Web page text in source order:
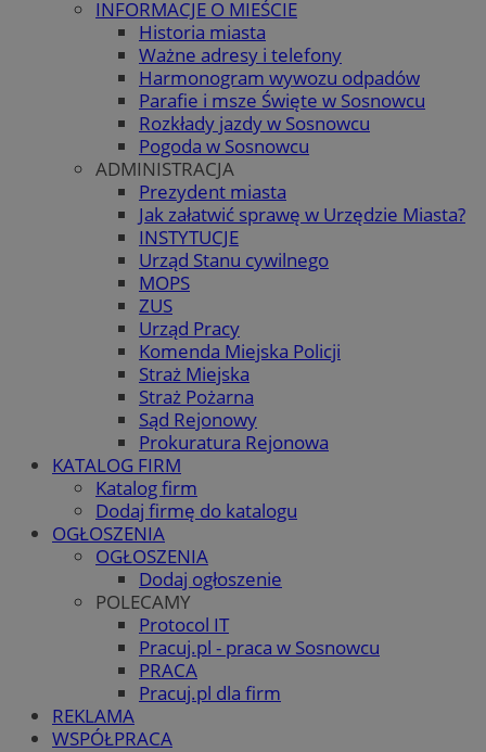
INFORMACJE O MIEŚCIE
Historia miasta
Ważne adresy i telefony
Harmonogram wywozu odpadów
Parafie i msze Święte w Sosnowcu
Rozkłady jazdy w Sosnowcu
Pogoda w Sosnowcu
ADMINISTRACJA
Prezydent miasta
Jak załatwić sprawę w Urzędzie Miasta?
INSTYTUCJE
Urząd Stanu cywilnego
MOPS
ZUS
Urząd Pracy
Komenda Miejska Policji
Straż Miejska
Straż Pożarna
Sąd Rejonowy
Prokuratura Rejonowa
KATALOG FIRM
Katalog firm
Dodaj firmę do katalogu
OGŁOSZENIA
OGŁOSZENIA
Dodaj ogłoszenie
POLECAMY
Protocol IT
Pracuj.pl - praca w Sosnowcu
PRACA
Pracuj.pl dla firm
REKLAMA
WSPÓŁPRACA